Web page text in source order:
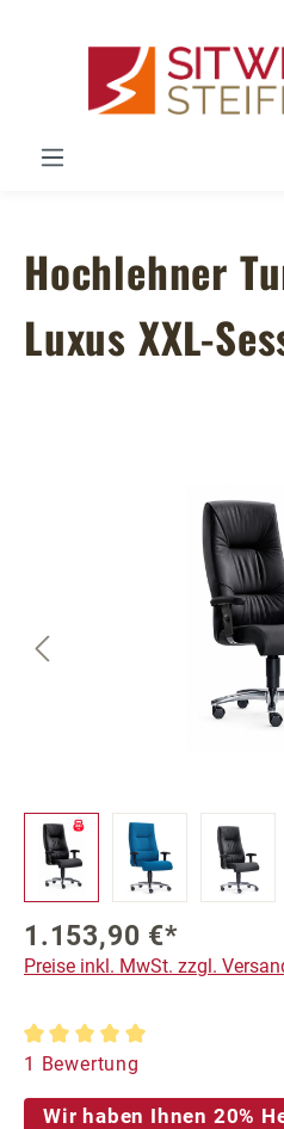
Hochlehner
Luxus XXL-
Bildergalerie überspringen
1.153,90 €*
Preise inkl. MwSt. zzgl.
Durchschnittliche
1 Bewertung
Wir haben Ihnen 20%